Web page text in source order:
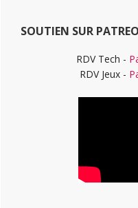
SOUTIEN SUR
RDV Tech -
RDV Jeux -